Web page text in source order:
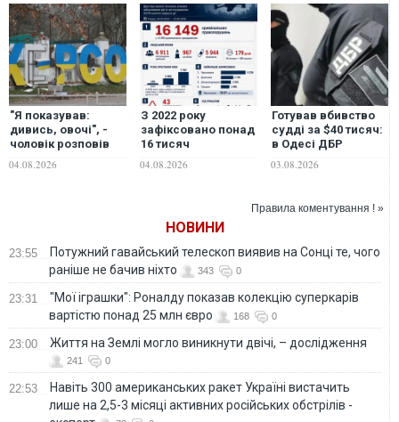
"Я показував:
дивись, овочі", -
чоловік розповів
полювання дрона у
04.08.2026
З 2022 року
зафіксовано понад
16 тисяч
проваджень за
генпрокурор
04.08.2026
Готував вбивство
судді за $40 тисяч:
в Одесі ДБР
організатора
03.08.2026
Правила коментування ! »
НОВИНИ
23:55
Потужний гавайський телескоп виявив на Сонці те, чого
раніше не бачив ніхто
343 0
23:31
"Мої іграшки": Роналду показав колекцію суперкарів
вартістю понад 25 млн євро
168 0
23:00 Життя на Землі могло виникнути двічі, – дослідження
241 0
22:53
Навіть 300 американських ракет Україні вистачить
лише на 2,5-3 місяці активних російських обстрілів -